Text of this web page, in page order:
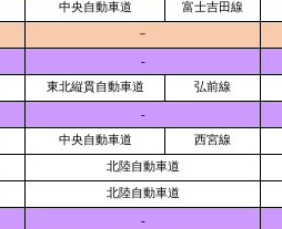
中央自動車道 富士吉田線
－
-
東北縦貫自動車道 弘前線
-
中央自動車道 西宮線
北陸自動車道
北陸自動車道
-